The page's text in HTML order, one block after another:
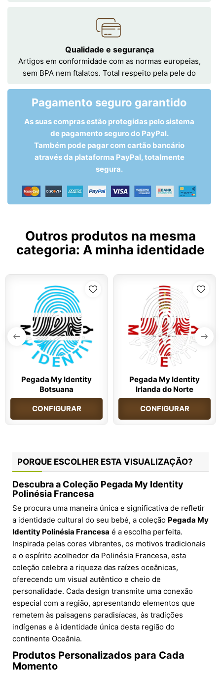
Qualidade e segurança
Artigos em conformidade com as normas europeias,
sem BPA nem ftalatos. Total respeito pela pele do
Pagamento seguro garantido
As suas compras estão protegidas pelo sistema
de pagamento seguro do PayPal.
Também pode pagar com cartão bancário
através da plataforma PayPal, totalmente
segura.
Outros produtos na mesma
categoria: A minha identidade
Pegada My Identity
Botsuana
CONFIGURAR
Pegada My Identity
Irlanda do Norte
CONFIGURAR
PORQUE ESCOLHER ESTA VISUALIZAÇÃO?
Descubra a Coleção Pegada My Identity
Polinésia Francesa
Se procura uma maneira única e significativa de refletir
a identidade cultural do seu bebé, a coleção Pegada My
Identity Polinésia Francesa é a escolha perfeita.
Inspirada pelas cores vibrantes, os motivos tradicionais
e o espírito acolhedor da Polinésia Francesa, esta
coleção celebra a riqueza das raízes oceânicas,
oferecendo um visual autêntico e cheio de
personalidade. Cada design transmite uma conexão
especial com a região, apresentando elementos que
remetem às paisagens paradisíacas, às tradições
indígenas e à identidade única desta região do
continente Oceânia.
Produtos Personalizados para Cada
Momento